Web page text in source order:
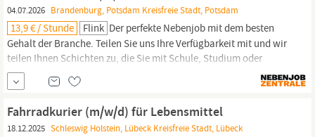
04.07.2026 Brandenburg, Potsdam Kreisfreie Stadt, Potsdam
13,9 € / Stunde Flink Der perfekte Nebenjob mit dem besten
Gehalt der Branche. Teilen Sie uns Ihre Verfügbarkeit mit und wir
teilen Ihnen Schichten zu, die Sie mit Schule, Studium oder
Hobbys vereinbaren können. Einleitung: Unsere Warenlager sind
clever verteilt in städtischen Gebieten mit hoher
Bevölkerungsdichte und ermöglichen mit Hilfe unserer E-Bikes-
Flotte die schnellste Lebensmittel...
Fahrradkurier (m/w/d) für Lebensmittel
18.12.2025 Schleswig Holstein, Lübeck Kreisfreie Stadt, Lübeck